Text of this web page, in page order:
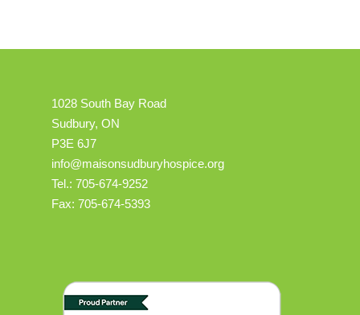
1028 South Bay Road
Sudbury, ON
P3E 6J7
info@maisonsudburyhospice.org
Tel.: 705-674-9252
Fax: 705-674-5393